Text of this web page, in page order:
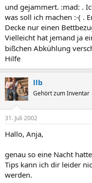
und gejammert. :mad: .
was soll ich machen :-( .
Decke nur einen
Vielleicht hat jemand ja
bißchen Abkühlung
Hilfe
llb
Gehört zum Inventar
31. Juli 2002
Hallo, Anja,
genau so eine Nacht
Tips kann ich dir leider
werden.